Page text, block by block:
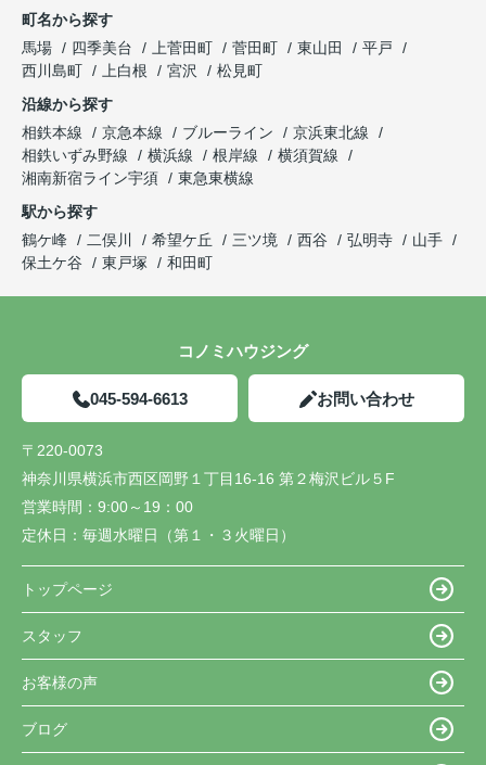
町名から探す
馬場
四季美台 上菅田町 菅田町 東山田
平戸
西川島町
上白根 宮沢
松見町
沿線から探す
相鉄本線
京急本線 ブルーライン
京浜東北線
相鉄いずみ野線
横浜線 根岸線
横須賀線
湘南新宿ライン宇須
東急東横線
駅から探す
鶴ケ峰
二俣川 希望ケ丘 三ツ境 西谷 弘明寺
山手
保土ケ谷
東戸塚 和田町
コノミハウジング
045-594-6613 お問い合わせ
〒220-0073
神奈川県横浜市西区岡野１丁目16-16 第２梅沢ビル５F
営業時間： 9:00～19：00
定休日： 毎週水曜日（第１・３火曜日）
トップページ
スタッフ
お客様の声
ブログ